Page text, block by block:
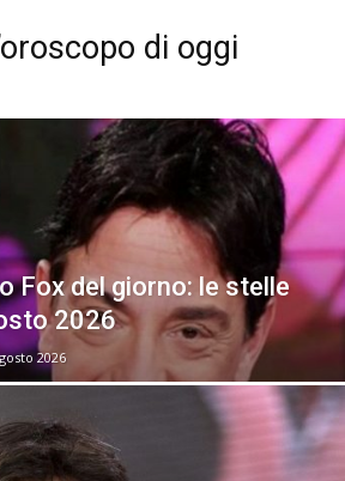
di oggi
Fox del giorno: le stelle
2026
2026